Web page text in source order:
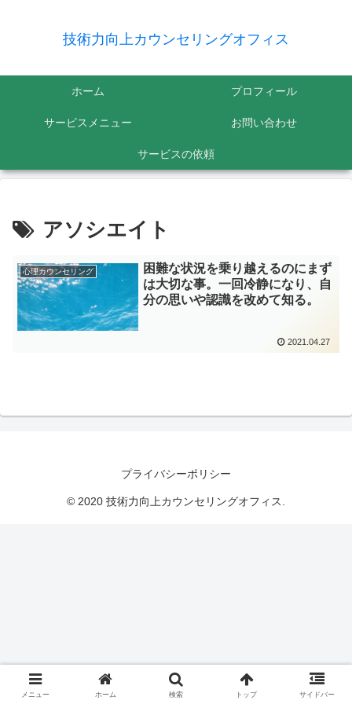
技術力向上カウンセリングオフィス
ホーム プロフィール
サービスメニュー お問い合わせ
サービスの依頼
アソシエイト
心理カウンセリング
困難な状況を乗り越えるのにまず
は大切な事。一回冷静になり、自
分の思いや認識を改めて知る。
2021.04.27
プライバシーポリシー
© 2020 技術力向上カウンセリングオフィス.
メニュー ホーム 検索 トップ サイドバー